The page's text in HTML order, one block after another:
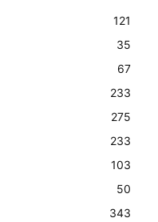
121
35
67
233
275
233
103
50
343